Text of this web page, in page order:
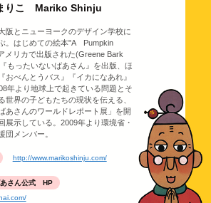
りこ Mariko Shinju
阪とニューヨークのデザイン学校に
。はじめての絵本"A Pumpkin
メリカで出版された(Greene Bark
もったいないばあさん』を出版、ほ
おべんとうバス』『イカになあれ』
年より地球上で起きている問題とそ
世界の子どもたちの現状を伝える、
あさんのワールドレポート展」を開
展示している。2009年より環境省・
団メンバー。
http://www.marikoshinju.com/
あさん公式 HP